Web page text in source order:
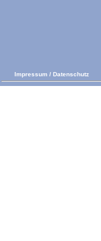
Impressum / Datenschutz